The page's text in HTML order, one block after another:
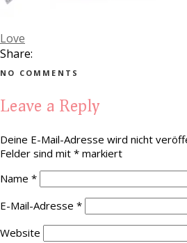
Love
Share:
NO COMMENTS
Leave a Reply
Deine E-Mail-Adresse wird nicht
Felder sind mit * markiert
Name *
E-Mail-Adresse *
Website